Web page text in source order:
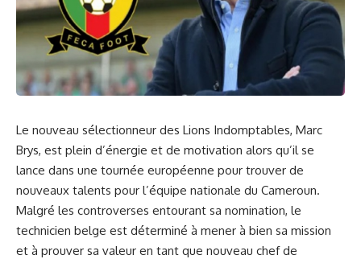
Le ⁤nouveau sélectionneur des Lions Indomptables, Marc
Brys, est plein d’énergie et ⁤de motivation alors‍ qu’il⁤ se
lance dans une tournée européenne pour trouver de
nouveaux talents pour l’équipe ⁣nationale du Cameroun.
Malgré les controverses entourant sa nomination, le
technicien⁢ belge est déterminé à mener à bien sa mission
et ⁢à prouver sa ⁤valeur ⁣en tant que nouveau chef de